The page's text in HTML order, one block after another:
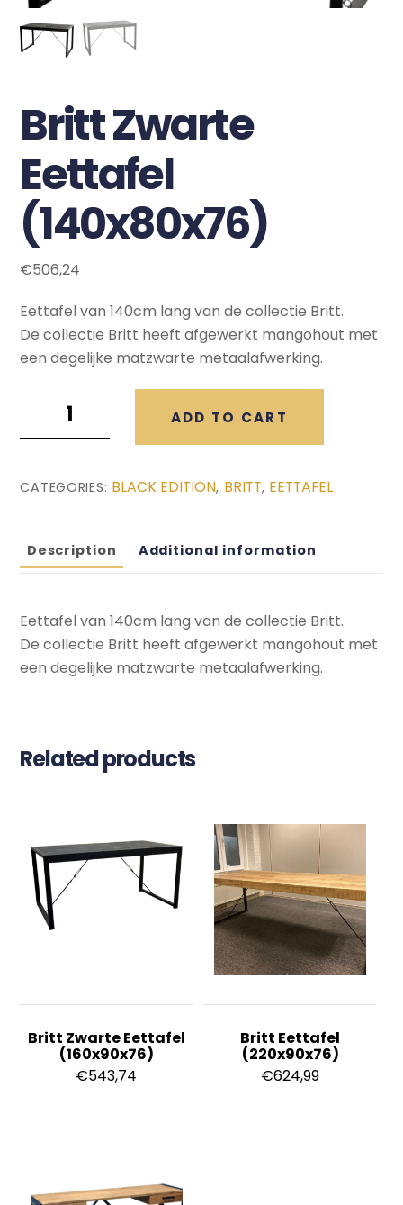
Britt Zwarte
Eettafel
(140x80x76)
€506,24
Eettafel van 140cm lang van de collectie Britt.
De collectie Britt heeft afgewerkt mangohout met
een degelijke matzwarte metaalafwerking.
Zwarte
quantity
ADD TO CART
CATEGORIES: BLACK EDITION, BRITT, EETTAFEL
Description Additional information
Eettafel van 140cm lang van de collectie Britt.
De collectie Britt heeft afgewerkt mangohout met
een degelijke matzwarte metaalafwerking.
Related products
Britt Zwarte Eettafel
(160x90x76)
€543,74
Britt Eettafel
(220x90x76)
€624,99